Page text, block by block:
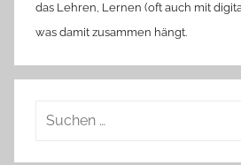
das Lehren, Lernen (oft auch mit
was damit zusammen hängt.
Suchen